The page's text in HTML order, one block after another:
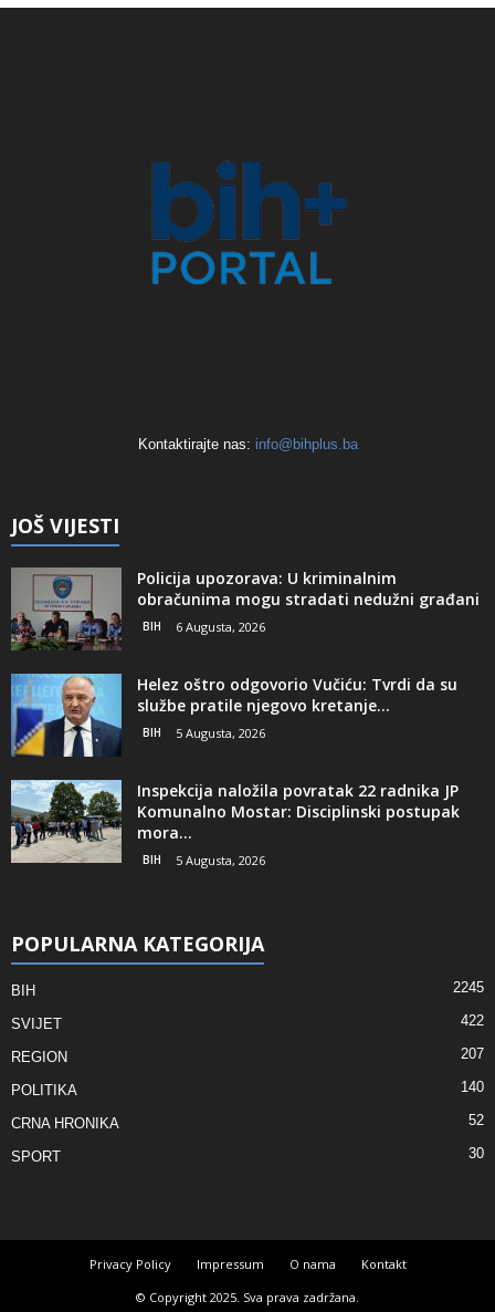
Kontaktirajte nas: info@bihplus.ba
JOŠ VIJESTI
Policija upozorava: U kriminalnim
obračunima mogu stradati nedužni građani
BIH 6 Augusta, 2026
Helez oštro odgovorio Vučiću: Tvrdi da su
službe pratile njegovo kretanje...
BIH 5 Augusta, 2026
Inspekcija naložila povratak 22 radnika JP
Komunalno Mostar: Disciplinski postupak
mora...
BIH 5 Augusta, 2026
POPULARNA KATEGORIJA
BIH 2245
SVIJET 422
REGION 207
POLITIKA 140
CRNA HRONIKA 52
SPORT 30
Privacy Policy Impressum O nama
Kontakt
© Copyright 2025. Sva prava zadržana.